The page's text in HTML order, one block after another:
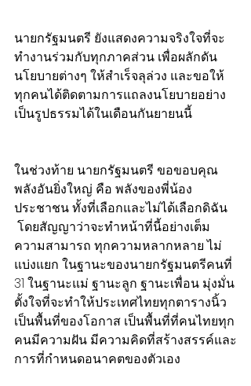
นายกรัฐมนตรี ยังแสดงความจริงใจที่จะ
ทำงานร่วมกับทุกภาคส่วน เพื่อผลักดัน
นโยบายต่างๆ ให้สำเร็จลุล่วง และขอให้
ทุกคนได้ติดตามการแถลงนโยบายอย่าง
เป็นรูปธรรมได้ในเดือนกันยายนนี้
ในช่วงท้าย นายกรัฐมนตรี ขอขอบคุณ
พลังอันยิ่งใหญ่ คือ พลังของพี่น้อง
ประชาชน ทั้งที่เลือกและไม่ได้เลือกดิฉัน
โดยสัญญาว่าจะทำหน้าที่นี้อย่างเต็ม
ความสามารถ ทุกความหลากหลาย ไม่
แบ่งแยก ในฐานะของนายกรัฐมนตรีคนที่
31 ในฐานะแม่ ฐานะลูก ฐานะเพื่อน มุ่งมั่น
ตั้งใจที่จะทำให้ประเทศไทยทุกตารางนิ้ว
เป็นพื้นที่ของโอกาส เป็นพื้นที่ที่คนไทยทุก
คนมีความฝัน มีความคิดที่สร้างสรรค์และ
การที่กำหนดอนาคตของตัวเอง